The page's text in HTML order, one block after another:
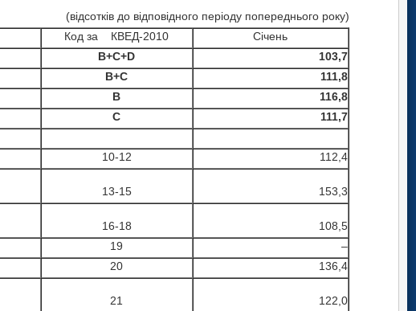
(відсотків до відповідного періоду попереднього року)
Код за КВЕД-2010
Січень
B+C+D
103,7
B+C
111,8
B
116,8
С
111,7
10-12
112,4
13-15
153,3
16-18
108,5
19
–
20
136,4
21
122,0